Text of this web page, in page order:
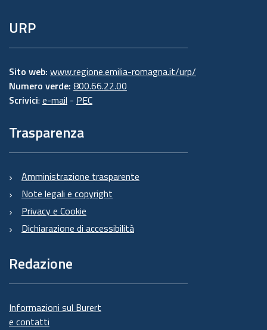
URP
Sito web: www.regione.emilia-romagna.it/urp/
Numero verde: 800.66.22.00
Scrivici: e-mail - PEC
Trasparenza
Amministrazione trasparente
Note legali e copyright
Privacy e Cookie
Dichiarazione di accessibilità
Redazione
Informazioni sul Burert
e contatti